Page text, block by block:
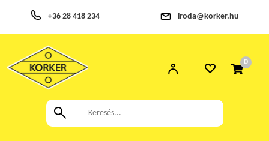
+36 28 418 234 iroda@korker.hu
0